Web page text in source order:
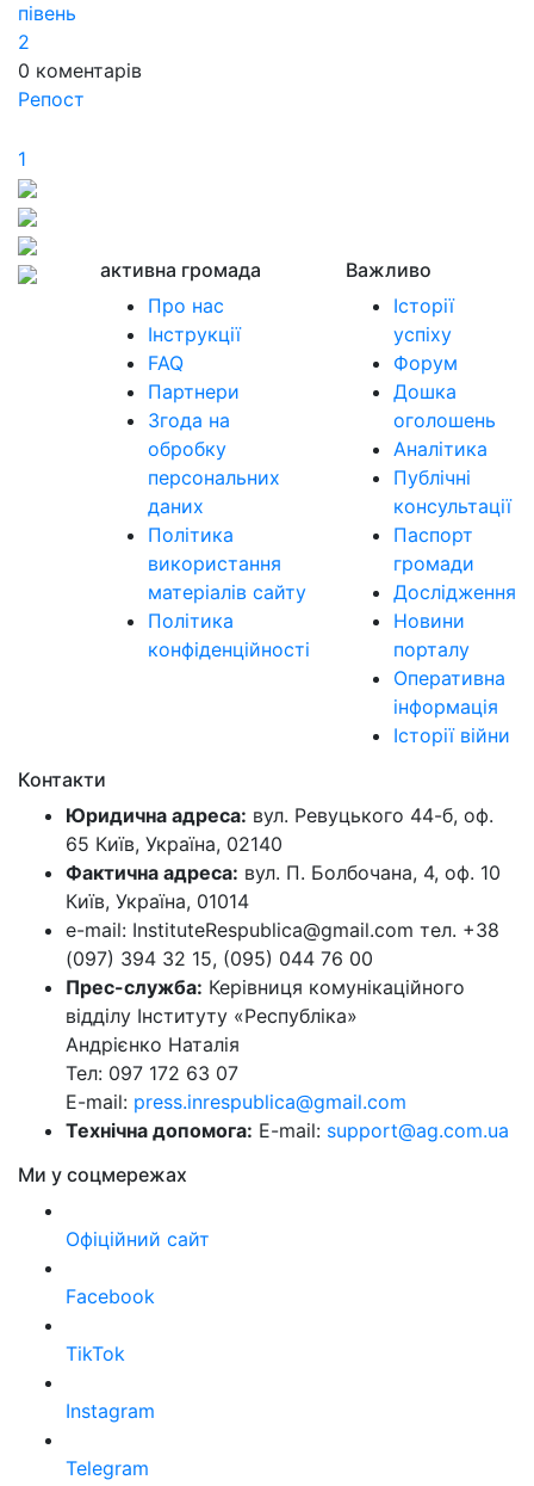
півень
2
0 коментарів
Репост
1
активна громада
Про нас
Інструкції
FAQ
Партнери
Згода на
обробку
персональних
даних
Політика
використання
матеріалів сайту
Політика
конфіденційності
Важливо
Історії
успіху
Форум
Дошка
оголошень
Аналітика
Публічні
консультації
Паспорт
громади
Дослідження
Новини
порталу
Оперативна
інформація
Історії війни
Контакти
Юридична адреса: вул. Ревуцького 44-б, оф.
65 Київ, Україна, 02140
Фактична адреса: вул. П. Болбочана, 4, оф. 10
Київ, Україна, 01014
e-mail: InstituteRespublica@gmail.com тел. +38
(097) 394 32 15, (095) 044 76 00
Прес-служба: Керівниця комунікаційного
відділу Інституту «Республіка»
Андрієнко Наталія
Тел: 097 172 63 07
E-mail: press.inrespublica@gmail.com
Технічна допомога: E-mail: support@ag.com.ua
Ми у соцмережах
Офіційний сайт
Facebook
TikTok
Instagram
Telegram